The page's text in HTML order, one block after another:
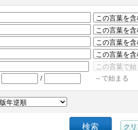
/ ～で始まる